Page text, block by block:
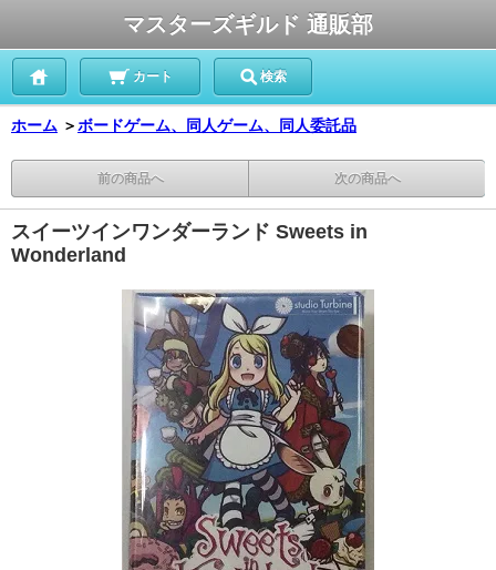
マスターズギルド 通販部
カート 検索
ホーム ＞ボードゲーム、同人ゲーム、同人委託品
前の商品へ 次の商品へ
スイーツインワンダーランド Sweets in
Wonderland